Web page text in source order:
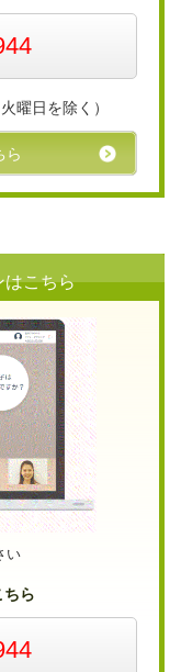
曜日を除く）
ら
はこちら
い
ちら